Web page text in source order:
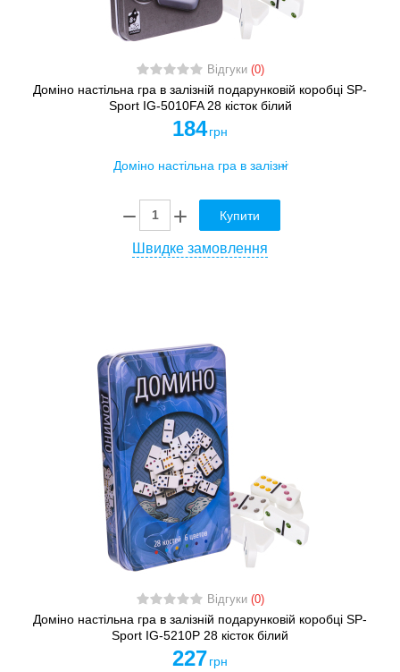
Відгуки (0)
Доміно настільна гра в залізній подарунковій коробці SP-
Sport IG-5010FA 28 кісток білий
184 грн
Купити
Швидке замовлення
Відгуки (0)
Доміно настільна гра в залізній подарунковій коробці SP-
Sport IG-5210P 28 кісток білий
227 грн